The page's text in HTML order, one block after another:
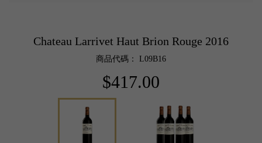
Chateau Larrivet Haut Brion Rouge 2016
商品代碼： L09B16
$417.00